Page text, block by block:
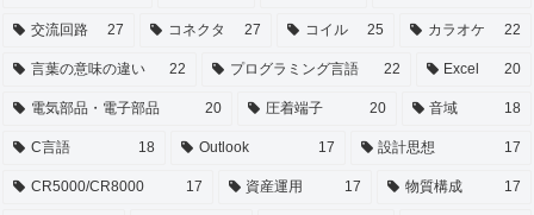
交流回路 27 コネクタ 27 コイル 25 カラオケ 22
言葉の意味の違い 22 プログラミング言語 22 Excel 20
電気部品・電子部品 20 圧着端子 20 音域 18
C言語 18 Outlook 17 設計思想 17
CR5000/CR8000 17 資産運用 17 物質構成 17